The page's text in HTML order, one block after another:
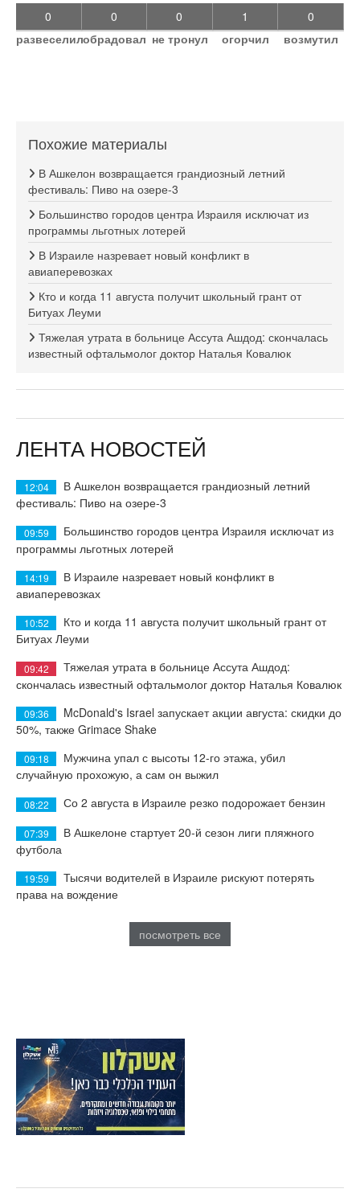
0
развеселил
0
обрадовал
0
не тронул
1
огорчил
0
возмутил
Похожие материалы
В Ашкелон возвращается грандиозный летний
фестиваль: Пиво на озере-3
Большинство городов центра Израиля исключат из
программы льготных лотерей
В Израиле назревает новый конфликт в
авиаперевозках
Кто и когда 11 августа получит школьный грант от
Битуах Леуми
Тяжелая утрата в больнице Ассута Ашдод: скончалась
известный офтальмолог доктор Наталья Ковалюк
ЛЕНТА НОВОСТЕЙ
12:04
В Ашкелон возвращается грандиозный летний
фестиваль: Пиво на озере-3
09:59
Большинство городов центра Израиля исключат из
программы льготных лотерей
14:19
В Израиле назревает новый конфликт в
авиаперевозках
10:52
Кто и когда 11 августа получит школьный грант от
Битуах Леуми
09:42
Тяжелая утрата в больнице Ассута Ашдод:
скончалась известный офтальмолог доктор Наталья Ковалюк
09:36
McDonald's Israel запускает акции августа: скидки до
50%, также Grimace Shake
09:18
Мужчина упал с высоты 12-го этажа, убил
случайную прохожую, а сам он выжил
08:22 Со 2 августа в Израиле резко подорожает бензин
07:39
В Ашкелоне стартует 20-й сезон лиги пляжного
футбола
19:59
Тысячи водителей в Израиле рискуют потерять
права на вождение
посмотреть все